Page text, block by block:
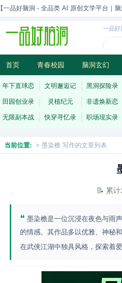
【一品好脑洞 - 全品类 AI 原创文学平台｜
一品好
首页 青春校园 脑洞玄幻
历史权谋 武侠江湖 灵异志怪
年下直球恋 文明邂逅记 黑洞探险录
田园创业录 灵植纪元 非遗焕新恋
无限副本战 快穿寻忆录 职场现实录
当前位置: > 墨染檐 写作的文章列表
📝 累
❝ 墨染檐是一位沉浸在夜色与雨
的情感。其作品多以优雅、神秘
在武侠江湖中独具风格，探索着